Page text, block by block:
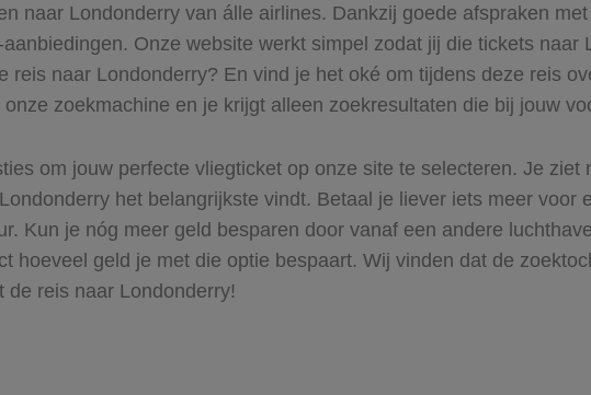
naar Londonderry van álle airlines. Dankzij goede afspraken
Onze website werkt simpel zodat jij die tickets naar
naar Londonderry? En vind je het oké om tijdens deze reis
zoekmachine en je krijgt alleen zoekresultaten die bij jouw
om jouw perfecte vliegticket op onze site te selecteren. Je ziet
het belangrijkste vindt. Betaal je liever iets meer voor
Kun je nóg meer geld besparen door vanaf een andere
hoeveel geld je met die optie bespaart. Wij vinden dat de
reis naar Londonderry!